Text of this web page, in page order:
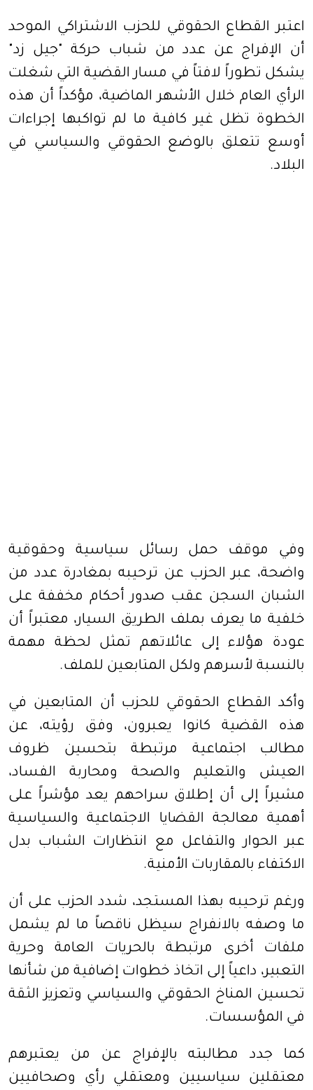
اعتبر القطاع الحقوقي للحزب الاشتراكي الموحد
أن الإفراج عن عدد من شباب حركة "جيل زد"
يشكل تطوراً لافتاً في مسار القضية التي شغلت
الرأي العام خلال الأشهر الماضية، مؤكداً أن هذه
الخطوة تظل غير كافية ما لم تواكبها إجراءات
أوسع تتعلق بالوضع الحقوقي والسياسي في
البلاد.
وفي موقف حمل رسائل سياسية وحقوقية
واضحة، عبر الحزب عن ترحيبه بمغادرة عدد من
الشبان السجن عقب صدور أحكام مخففة على
خلفية ما يعرف بملف الطريق السيار، معتبراً أن
عودة هؤلاء إلى عائلاتهم تمثل لحظة مهمة
بالنسبة لأسرهم ولكل المتابعين للملف.
وأكد القطاع الحقوقي للحزب أن المتابعين في
هذه القضية كانوا يعبرون، وفق رؤيته، عن
مطالب اجتماعية مرتبطة بتحسين ظروف
العيش والتعليم والصحة ومحاربة الفساد،
مشيراً إلى أن إطلاق سراحهم يعد مؤشراً على
أهمية معالجة القضايا الاجتماعية والسياسية
عبر الحوار والتفاعل مع انتظارات الشباب بدل
الاكتفاء بالمقاربات الأمنية.
ورغم ترحيبه بهذا المستجد، شدد الحزب على أن
ما وصفه بالانفراج سيظل ناقصاً ما لم يشمل
ملفات أخرى مرتبطة بالحريات العامة وحرية
التعبير، داعياً إلى اتخاذ خطوات إضافية من شأنها
تحسين المناخ الحقوقي والسياسي وتعزيز الثقة
في المؤسسات.
كما جدد مطالبته بالإفراج عن من يعتبرهم
معتقلين سياسيين ومعتقلي رأي وصحافيين